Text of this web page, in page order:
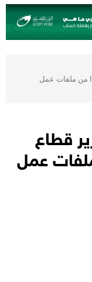
من ملفات عمل
قطاع
عمل